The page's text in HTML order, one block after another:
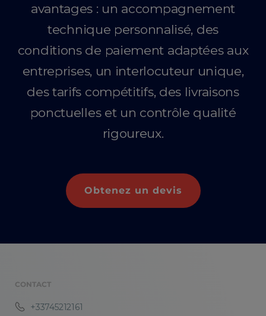
avantages : un accompagnement
technique personnalisé, des
conditions de paiement adaptées aux
entreprises, un interlocuteur unique,
des tarifs compétitifs, des livraisons
ponctuelles et un contrôle qualité
rigoureux.
Obtenez un devis
CONTACT
+33745212161